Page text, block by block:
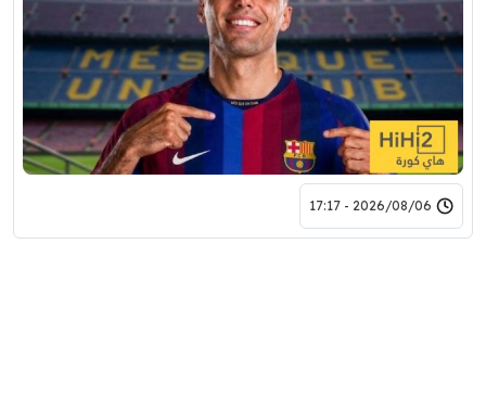
2026/08/06 - 17:17